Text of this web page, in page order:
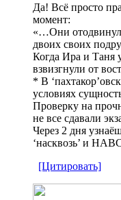
Да! Всё просто
момент:
«…Они
двоих своих
Когда Ира и Таня
взвизгнули от
* В
условиях
Проверку на
не все сдавали
Через 2 дня
‘насквозь’ и
[Цитировать]